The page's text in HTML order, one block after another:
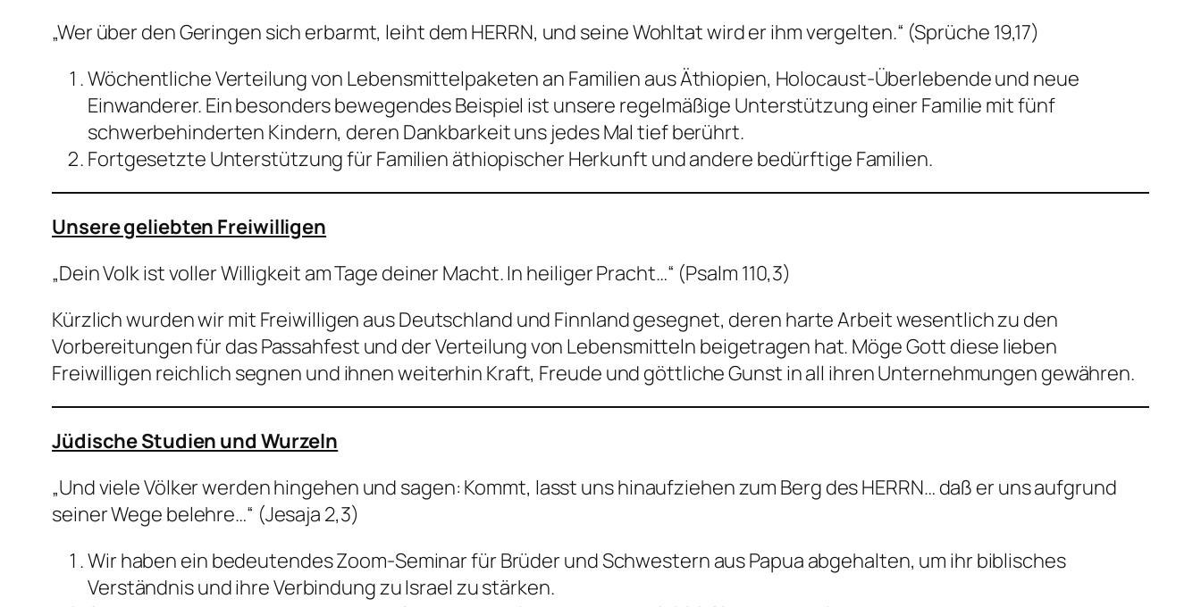
„Wer über den Geringen sich erbarmt, leiht dem HERRN, und seine Wohltat wird er ihm vergelten.“ (Sprüche 19,17)
Wöchentliche Verteilung von Lebensmittelpaketen an Familien aus Äthiopien, Holocaust-Überlebende und neue
Einwanderer. Ein besonders bewegendes Beispiel ist unsere regelmäßige Unterstützung einer Familie mit fünf
schwerbehinderten Kindern, deren Dankbarkeit uns jedes Mal tief berührt.
Fortgesetzte Unterstützung für Familien äthiopischer Herkunft und andere bedürftige Familien.
Unsere geliebten Freiwilligen
„Dein Volk ist voller Willigkeit am Tage deiner Macht. In heiliger Pracht…“ (Psalm 110,3)
Kürzlich wurden wir mit Freiwilligen aus Deutschland und Finnland gesegnet, deren harte Arbeit wesentlich zu den
Vorbereitungen für das Passahfest und der Verteilung von Lebensmitteln beigetragen hat. Möge Gott diese lieben
Freiwilligen reichlich segnen und ihnen weiterhin Kraft, Freude und göttliche Gunst in all ihren Unternehmungen gewähren.
Jüdische Studien und Wurzeln
„Und viele Völker werden hingehen und sagen: Kommt, lasst uns hinaufziehen zum Berg des HERRN… daß er uns aufgrund
seiner Wege belehre…“ (Jesaja 2,3)
Wir haben ein bedeutendes Zoom-Seminar für Brüder und Schwestern aus Papua abgehalten, um ihr biblisches
Verständnis und ihre Verbindung zu Israel zu stärken.